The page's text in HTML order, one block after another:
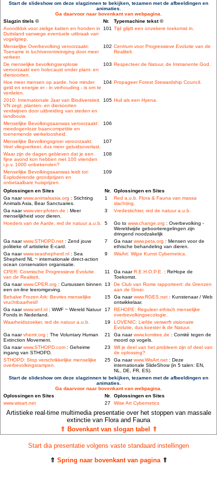
Start de slideshow om deze slagzinnen te bekijken, tezamen met de afbeeldingen en
animaties.
Ga daarvoor naar bovenkant van webpagina.
Slagzin titels ©
Nr.
Typemachine tekst ©
Avondklok voor zielige katten en honden in
Duitsland vanwege eventuele uitbraak van
vogelgriep.
101 Tijd glijdt een onzekere toekomst in.
Menselijke Overbevolking veroorzaakt:
Toename in luchtverontreiniging door meer
verkeer.
102 Centrum voor Progressieve Evolutie van de
Realiteit.
De menselijke bevolkingsexplosie
veroorzaakt een holocaust onder plant- en
diersoorten.
103 Respecteer de Natuur, de Immanente God.
Hoe meer mensen op aarde, hoe minder
geld en energie er - in verhouding - is om te
verdelen.
104 Propageer Forest Stewardship Council.
2010: Internationale Jaar van Biodiversiteit.
VN zegt: planten- en diersoorten
verdwijnen door uitbreiding van steden en
landbouw.
105 Huil als een Hyena.
Menselijke Bevolkingsaanwas veroorzaakt:
meedogenloze baancompetitie en
toenemende werkeloosheid.
106
Menselijke Bevolkingsgroei veroorzaakt:
Veel vliegverkeer, dus meer geluidsoverlast.
107
Waar zijn de dagen gebleven dat je een
fijne avond kon hebben met 100 vrienden
i.p.v. 1000 onbekenden?
108
Menselijke Bevolkingsaanwas leidt tot:
Exploderende grondprijzen en
onbetaalbare huisprijzen.
109
Oplossingen en Sites Nr. Oplossingen en Sites
Ga naarwww.animalsasia.org : Stichting
Animals Asia, Bear Sanctuaries.
1
Red a.u.b. Flora & Fauna van massa
slachting.
Ga naarwww.vier-pfoten.de : Meer
menselijkheid voor dieren.
3 Vredestichter, red de natuur a.u.b.
Hoeders van de Aarde, red de natuur a.u.b. 5 Go to www.change.org : Overbevolking -
Wereldwijde geboorteregelingen zijn
dringend noodzakelijk
Ga naarwww.STHOPD.net : Zend jouw
politieke of artistieke E-card.
7 Ga naarwww.peta.org : Mensen voor de
ethische behandeling van dieren.
Ga naarwww.seashepherd.nl : Sea
Shepherd NL ~ internationale direct-action
ocean conservation organisatie.
9 WisArt: Wijze Kunst Cybernetica.
CPER: Cosmische Progressieve Evolutie
van de Realiteit.
11 Ga naarR.E.H.O.P.E. : ReHope de
Toekomst.
Ga naarwww.CPER.org : Cursussen binnen
een on-line leeromgeving.
13
De Club van Rome rapporteert: de Grenzen
aan de Groei.
Behalve Frozen Ark: Bevries menselijke
vruchtbaarheid!
15 Ga naarwww.RGES.net : Kunstenaar / Web
ontwikkelaar.
Ga naarwww.wnf.nl : WWF ~ Wereld Natuur
Fonds in Nederland.
17
REHOPE: Reguleer ethisch menselijke
overbevolkingsecologie.
Waarheidszoeker, red de natuur a.u.b.
19
LOVENIC: Liefde verwerft visionaire
Evolutie, dus koester ik de Natuur.
Ga naarvhemt.org : The Voluntary Human
Extinction Movement.
21 Ga naarwww.komitee.de : Comité tegen de
moord op vogels.
Ga naarwww.STHOPD.com : Geheime
ingang van STHOPD.
23
Wil je deel van het probleem zijn of deel van
de oplossing?
STHOPD: Stop verschrikkelijke menselijke
overbevolkingsrampen.
25 Ga naarwww.WisArt.net : Deze
internationale SlideShow (in 5 talen: EN,
NL, DE, FR, ES).
Start de slideshow om deze slagzinnen te bekijken, tezamen met de afbeeldingen en
animaties.
Ga daarvoor naar bovenkant van webpagina.
Oplossingen en Sites
Nr. Oplossingen en Sites
www.wisart.net
27 Wise Art Cybernetics
Artistieke real-time multimedia presentatie over het stoppen van massale
extinctie van Flora and Fauna
⇑ Bovenkant van slogan tabel ⇑
Start dia presentatie volgens vaste standaard instellingen
⇑ Spring naar bovenkant van pagina⇑